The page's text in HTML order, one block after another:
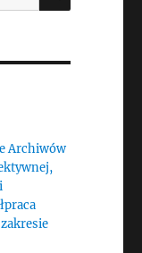
Archiwów